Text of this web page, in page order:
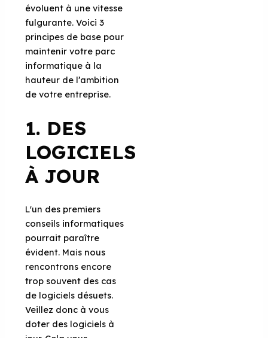
évoluent à une vitesse
fulgurante. Voici 3
principes de base pour
maintenir votre parc
informatique à la
hauteur de l’ambition
de votre entreprise.
1. DES
LOGICIELS
À JOUR
L'un des premiers
conseils informatiques
pourrait paraître
évident. Mais nous
rencontrons encore
trop souvent des cas
de logiciels désuets.
Veillez donc à vous
doter des logiciels à